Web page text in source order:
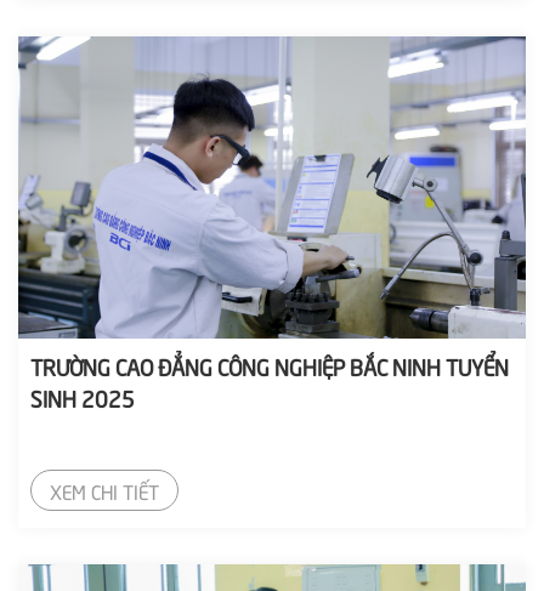
TRƯỜNG CAO ĐẲNG CÔNG NGHIỆP BẮC NINH TUYỂN
SINH 2025
XEM CHI TIẾT